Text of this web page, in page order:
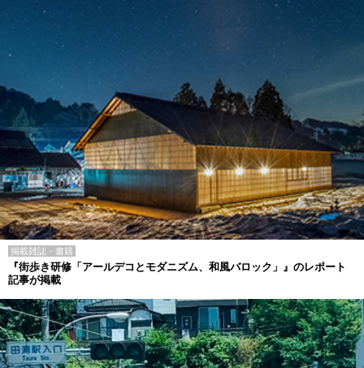
掲載雑誌・書籍
『街歩き研修「アールデコとモダニズム、和風バロック」』のレポート
記事が掲載